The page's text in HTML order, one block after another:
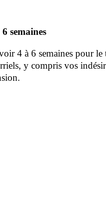
semaines
4 à 6 semaines pour le
y compris vos